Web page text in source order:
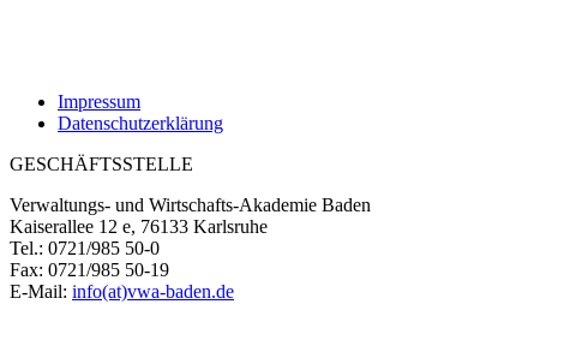
Impressum
Datenschutzerklärung
GESCHÄFTSSTELLE
Verwaltungs- und Wirtschafts-Akademie Baden
Kaiserallee 12 e, 76133 Karlsruhe
Tel.: 0721/985 50-0
Fax: 0721/985 50-19
E-Mail: info(at)vwa-baden.de